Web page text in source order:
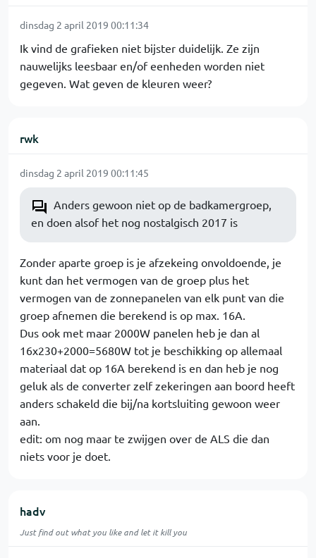
dinsdag 2 april 2019 00:11:34
Ik vind de grafieken niet bijster duidelijk. Ze zijn
nauwelijks leesbaar en/of eenheden worden niet
gegeven. Wat geven de kleuren weer?
rwk
dinsdag 2 april 2019 00:11:45
Anders gewoon niet op de badkamergroep,
en doen alsof het nog nostalgisch 2017 is
Zonder aparte groep is je afzekeing onvoldoende, je
kunt dan het vermogen van de groep plus het
vermogen van de zonnepanelen van elk punt van die
groep afnemen die berekend is op max. 16A.
Dus ook met maar 2000W panelen heb je dan al
16x230+2000=5680W tot je beschikking op allemaal
materiaal dat op 16A berekend is en dan heb je nog
geluk als de converter zelf zekeringen aan boord heeft
anders schakeld die bij/na kortsluiting gewoon weer
aan.
edit: om nog maar te zwijgen over de ALS die dan
niets voor je doet.
hadv
Just find out what you like and let it kill you